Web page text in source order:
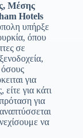
Μέσης
Hotels
υπήρξε
όπου
σε
για
για κάτι
για
να